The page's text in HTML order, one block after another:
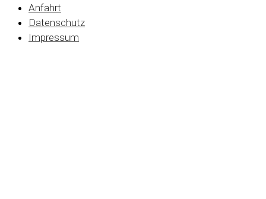
Anfahrt
Datenschutz
Impressum